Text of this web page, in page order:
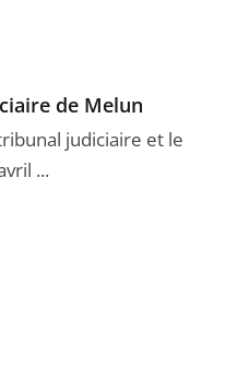
de Melun
judiciaire et le
...